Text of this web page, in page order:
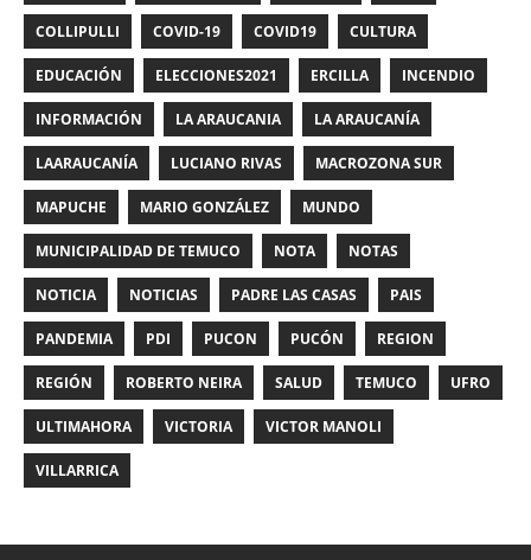
COLLIPULLI COVID-19 COVID19 CULTURA
EDUCACIÓN ELECCIONES2021 ERCILLA INCENDIO
INFORMACIÓN LA ARAUCANIA LA ARAUCANÍA
LAARAUCANÍA LUCIANO RIVAS MACROZONA SUR
MAPUCHE MARIO GONZÁLEZ MUNDO
MUNICIPALIDAD DE TEMUCO NOTA NOTAS
NOTICIA NOTICIAS PADRE LAS CASAS PAIS
PANDEMIA PDI PUCON PUCÓN REGION
REGIÓN ROBERTO NEIRA SALUD TEMUCO UFRO
ULTIMAHORA VICTORIA VICTOR MANOLI
VILLARRICA